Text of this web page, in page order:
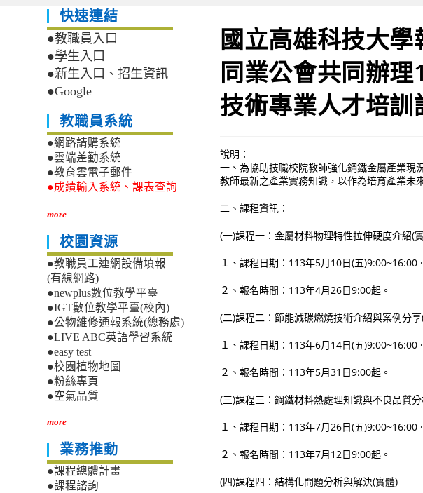
國立高雄科技大
同業公會共同辦
技術專業人才培
說明：
一、為協助技職校院教師強化鋼鐵金屬產業現
教師最新之產業實務知識，以作為培育產業未
二、課程資訊：
(一)課程一：金屬材料物理特性拉伸硬度介紹(
１、課程日期：113年5月10日(五)9:00~16:00。
２、報名時間：113年4月26日9:00起。
(二)課程二：節能減碳燃燒技術介紹與案例分
１、課程日期：113年6月14日(五)9:00~16:00。
２、報名時間：113年5月31日9:00起。
(三)課程三：鋼鐵材料熱處理知識與不良品質
１、課程日期：113年7月26日(五)9:00~16:00。
２、報名時間：113年7月12日9:00起。
(四)課程四：結構化問題分析與解決(實體)
快速連結
●教職員入口
●學生入口
●新生入口、招生資訊
●Google
教職員系統
●網路請購系統
●雲端差勤系統
●教育雲電子郵件
●成績輸入系統、課表查詢
more
校園資源
●教職員工連網設備填報
(有線網路)
●newplus數位教學平臺
●IGT數位教學平臺(校內)
●公物維修通報系統(總務處)
●LIVE ABC英語學習系統
●easy test
●校園植物地圖
●粉絲專頁
●空氣品質
more
業務推動
●課程總體計畫
●課程諮詢